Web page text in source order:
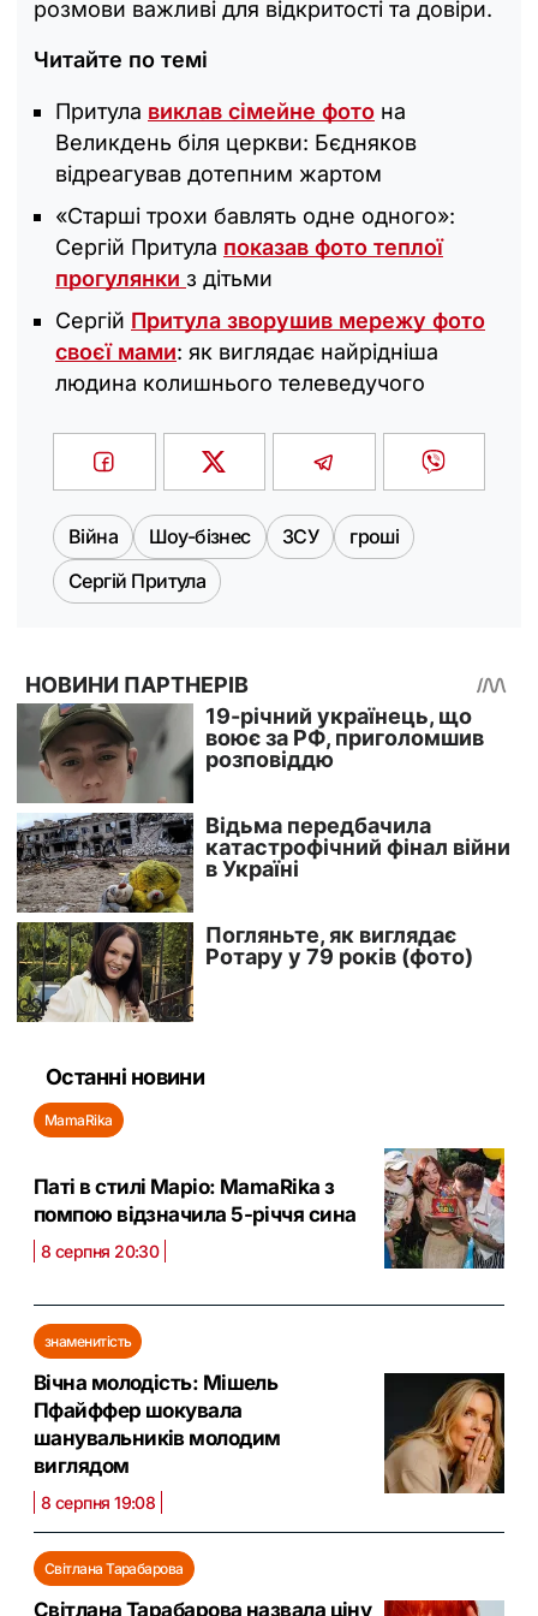
розмови важливі для відкритості та довіри.
Читайте по темі
Притула виклав сімейне фото на
Великдень біля церкви: Бєдняков
відреагував дотепним жартом
«Старші трохи бавлять одне одного»:
Сергій Притула показав фото теплої
прогулянки з дітьми
Сергій Притула зворушив мережу фото
своєї мами: як виглядає найрідніша
людина колишнього телеведучого
Війна Шоу-бізнес ЗСУ
гроші
Сергій Притула
Останні новини
MamaRika
Паті в стилі Маріо: MamaRika з
помпою відзначила 5-річчя сина
8 серпня 20:30
знаменитість
Вічна молодість: Мішель
Пфайффер шокувала
шанувальників молодим
виглядом
8 серпня 19:08
Світлана Тарабарова
Світлана Тарабарова назвала ціну